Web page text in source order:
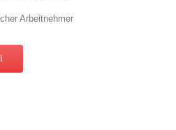
Arbeitnehmer